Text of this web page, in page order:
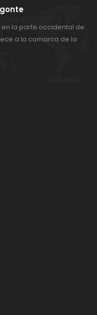
la parte occidental de
a la comarca de la